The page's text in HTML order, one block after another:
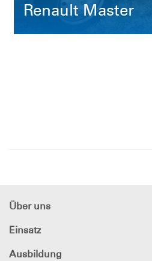
Renault Master
Über uns
Einsatz
Ausbildung